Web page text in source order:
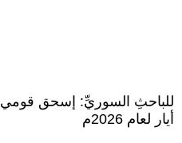
للباحثِ السوريِّ: إسحق قومي
أيار لعام 2026م